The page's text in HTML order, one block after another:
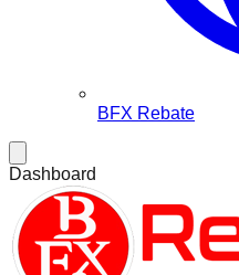
BFX Rebate
Dashboard